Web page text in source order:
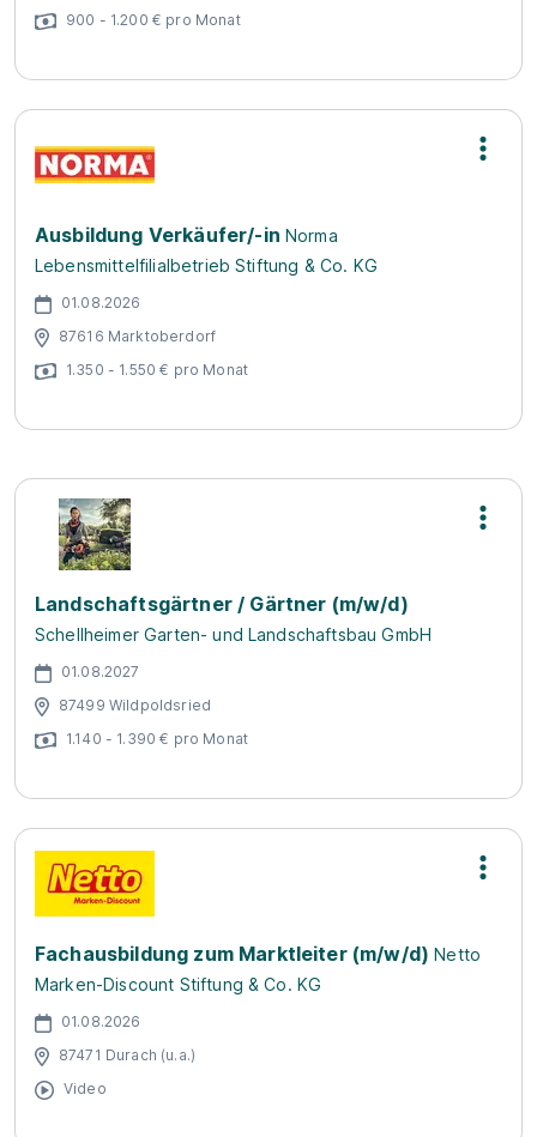
900 - 1.200 € pro Monat
Ausbildung Verkäufer/-in Norma
Lebensmittelfilialbetrieb Stiftung & Co. KG
01.08.2026
87616 Marktoberdorf
1.350 - 1.550 € pro Monat
Landschaftsgärtner / Gärtner (m/w/d)
Schellheimer Garten- und Landschaftsbau GmbH
01.08.2027
87499 Wildpoldsried
1.140 - 1.390 € pro Monat
Fachausbildung zum Marktleiter (m/w/d) Netto
Marken-Discount Stiftung & Co. KG
01.08.2026
87471 Durach (u.a.)
Video